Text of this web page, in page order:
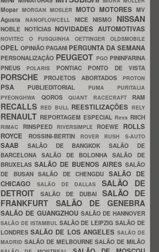
Mopar MORGAN MOSLER MOTO MOTORES MV
Agusta NANOFLOWCELL NICENISMO NISSAN
NOBLE NOTÍCIAS NOVIDADES AUTOMOTIVAS
NOVITEC O FUSQUINHA OETTINGER OLDSMOBILE
OPEL OPINIÃO PAGANI PERGUNTA DA SEMANA
PERSONALIZAÇÃO PEUGEOT PGO PININFARINA
PNEUS
POLARIS PONTIAC PONTO DE VISTA
PORSCHE PROJETOS ABORTADOS PROTON
PSA PUBLIEDITORIAL PUMA PURITALIA
PYEONGHWA QOROS QUANT RACECRAFT RAM
RECALLS RED BULL REESTILIZAÇÕES RELY
RENAULT REPORTAGEM ESPECIAL Reva RIICH
RIMAC RINSPEED RIVERSIMPLE ROEWE ROLLS
ROYCE
ROSSINI-BERTIN ROVER RUSH S-AUTO
SAAB SALÃO DE BANGKOKSALÃO DE
BARCELONA SALÃO DE BOLONHASALÃO DE
BRUXELAS SALÃO DE BUENOS AIRES SALÃO
DE BUSAN SALÃO DE CHENGDU SALÃO DE
CHICAGO
SALÃO DE DALLASSALÃO DE
DETROIT
SALÃO DE DUBAI SALÃO DE
FRANKFURT SALÃO DE GENEBRA
SALÃO DE GUANGZHOU SALÃO DE HANNOVER
SALÃO DE ISTAMBUL SALÃO DE LEIPZIGSALÃO DE
LONDRESSALÃO DE LOS ANGELES SALÃO DE
MADRID SALÃO DE MELBOURNESALÃO DE MILÃO